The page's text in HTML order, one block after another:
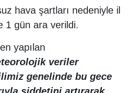
hava şartları nedeniyle il
1 gün ara verildi.
yapılan
veriler
genelinde bu gece